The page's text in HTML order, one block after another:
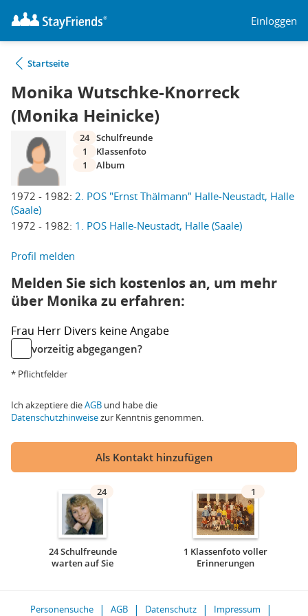
Einloggen
Startseite
Monika Wutschke-Knorreck
(Monika Heinicke)
1972 - 1982: 2. POS "Ernst Thälmann" Halle-Neustadt, Halle
(Saale)
1972 - 1982: 1. POS Halle-Neustadt, Halle (Saale)
24 Schulfreunde
1
Klassenfoto
1
Album
Profil melden
Melden Sie sich kostenlos an, um mehr
über Monika zu erfahren:
Frau Herr Divers keine Angabe
vorzeitig abgegangen?
* Pflichtfelder
Ich akzeptiere dieAGB und habe die
Datenschutzhinweisezur Kenntnis genommen.
Als Kontakt hinzufügen
24
24 Schulfreunde
warten auf Sie
1
1 Klassenfoto voller
Erinnerungen
Personensuche AGB Datenschutz Impressum